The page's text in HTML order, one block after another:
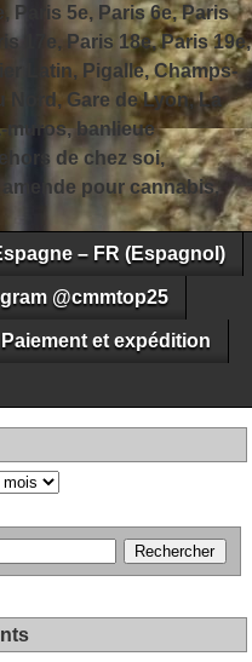
Paris 5e, Paris 6e, Paris
17e, Paris 18e, Paris 19e,
Latin, Pigalle, Champs-
Nord, Gare de Lyon, La
muros, banlieue
de chez soi,
pour cannabis,
– FR (Espagnol)
@cmmtop25
Paiement et expédition